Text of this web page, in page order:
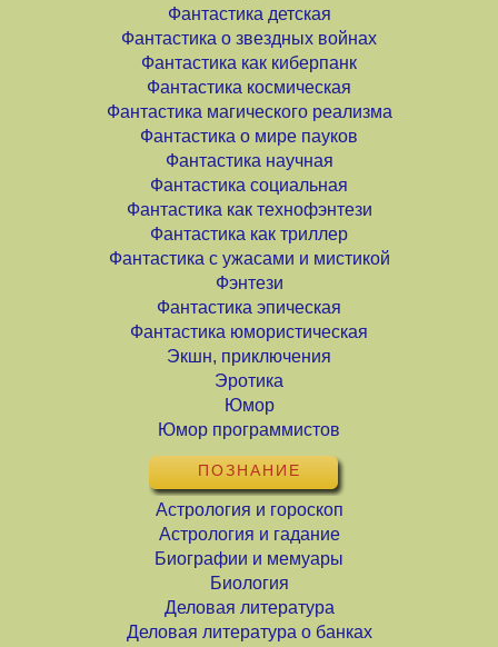
Фантастика детская
Фантастика о звездных войнах
Фантастика как киберпанк
Фантастика космическая
Фантастика магического реализма
Фантастика о мире пауков
Фантастика научная
Фантастика социальная
Фантастика как технофэнтези
Фантастика как триллер
Фантастика с ужасами и мистикой
Фэнтези
Фантастика эпическая
Фантастика юмористическая
Экшн, приключения
Эротика
Юмор
Юмор программистов
ПОЗНАНИЕ
Астрология и гороскоп
Астрология и гадание
Биографии и мемуары
Биология
Деловая литература
Деловая литература о банках